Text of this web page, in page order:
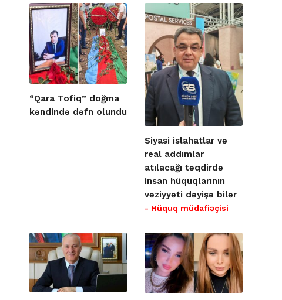
“Qara Tofiq” doğma
kəndində dəfn olundu
Siyasi islahatlar və
real addımlar
atılacağı təqdirdə
insan hüquqlarının
vəziyyəti dəyişə bilər
- Hüquq müdafiəçisi